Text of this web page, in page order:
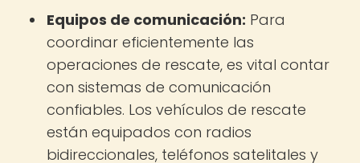
Equipos de comunicación: Para
coordinar eficientemente las
operaciones de rescate, es vital contar
con sistemas de comunicación
confiables. Los vehículos de rescate
están equipados con radios
bidireccionales, teléfonos satelitales y